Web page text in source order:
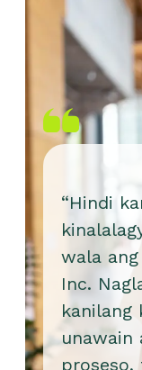
“Hindi
wala
Inc.
kanilang
unawain